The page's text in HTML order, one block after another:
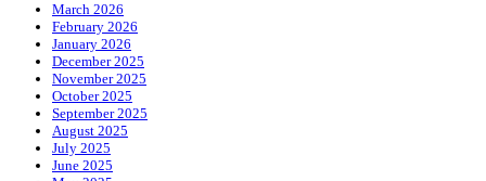
March 2026
February 2026
January 2026
December 2025
November 2025
October 2025
September 2025
August 2025
July 2025
June 2025